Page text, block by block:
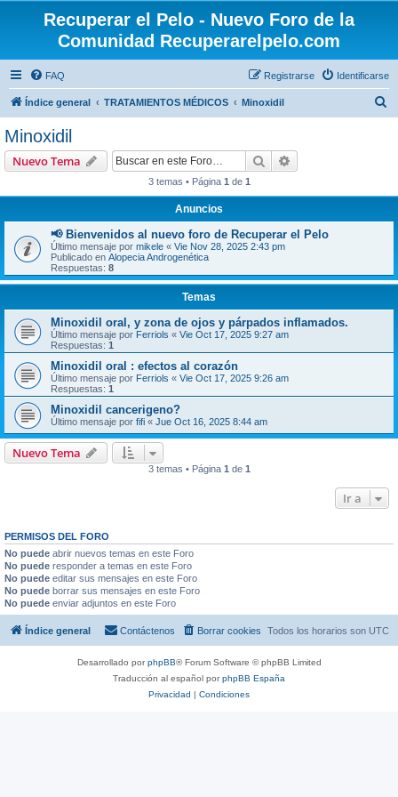
Recuperar el Pelo - Nuevo Foro de la
Comunidad Recuperarelpelo.com
FAQ Identificarse
Registrarse
Índice general TRATAMIENTOS MÉDICOS Minoxidil
Minoxidil
Nuevo Tema Buscar
3 temas • Página 1 de 1
Anuncios
📢 Bienvenidos al nuevo foro de Recuperar el Pelo
Último mensaje por mikele « Vie Nov 28, 2025 2:43 pm
Publicado en Alopecia Androgenética
Respuestas: 8
Temas
Minoxidil oral, y zona de ojos y párpados inflamados.
Último mensaje por Ferriols « Vie Oct 17, 2025 9:27 am
Respuestas: 1
Minoxidil oral : efectos al corazón
Último mensaje por Ferriols « Vie Oct 17, 2025 9:26 am
Respuestas: 1
Minoxidil cancerigeno?
Último mensaje por fifi « Jue Oct 16, 2025 8:44 am
Nuevo Tema
3 temas • Página 1 de 1
Ir a
PERMISOS DEL FORO
No puede abrir nuevos temas en este Foro
No puede responder a temas en este Foro
No puede editar sus mensajes en este Foro
No puede borrar sus mensajes en este Foro
No puede enviar adjuntos en este Foro
Índice general Todos los horarios son UTC
Borrar cookies
Contáctenos
Desarrollado porphpBB® Forum Software © phpBB Limited
Traducción al español porphpBB España
Privacidad | Condiciones